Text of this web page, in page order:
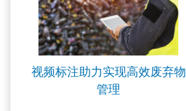
视频标注助力实现高效废弃物
管理